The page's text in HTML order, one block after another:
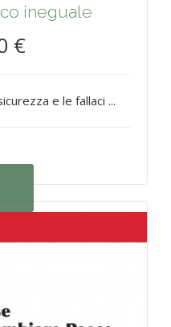
ineguale
€
e le fallaci ...